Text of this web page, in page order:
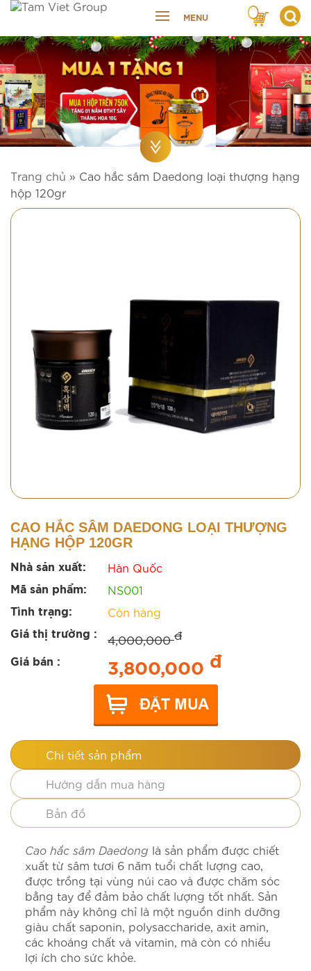
MENU
Trang chủ » Cao hắc sâm Daedong loại thượng hạng
hộp 120gr
CAO HẮC SÂM DAEDONG LOẠI THƯỢNG
HẠNG HỘP 120GR
Nhà sản xuất: Hàn Quốc
Mã sản phẩm: NS001
Tình trạng: Còn hàng
Giá thị trường : 4,000,000đ
Giá bán : 3,800,000 đ
Chi tiết sản phẩm
Hướng dẫn mua hàng
Bản đồ
Cao hắc sâm Daedong là sản phẩm được chiết
xuất từ sâm tươi 6 năm tuổi chất lượng cao,
được trồng tại vùng núi cao và được chăm sóc
bằng tay để đảm bảo chất lượng tốt nhất. Sản
phẩm này không chỉ là một nguồn dinh dưỡng
giàu chất saponin, polysaccharide, axit amin,
các khoáng chất và vitamin, mà còn có nhiều
lợi ích cho sức khỏe.